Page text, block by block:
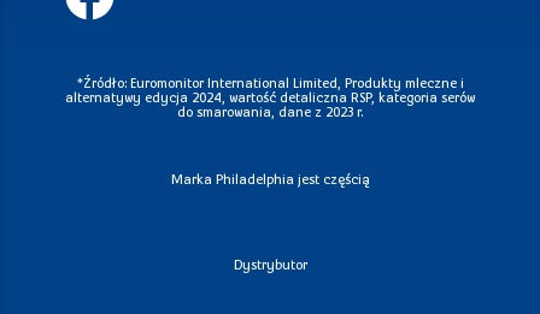
*Źródło: Euromonitor International Limited, Produkty mleczne i
alternatywy edycja 2024, wartość detaliczna RSP, kategoria serów
do smarowania, dane z 2023 r.
Marka Philadelphia jest częścią
Dystrybutor